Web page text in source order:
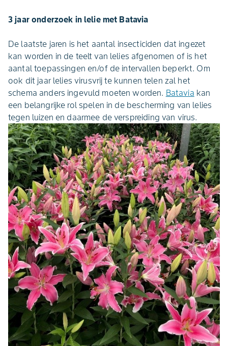
3 jaar onderzoek in lelie met Batavia
De laatste jaren is het aantal insecticiden dat ingezet
kan worden in de teelt van lelies afgenomen of is het
aantal toepassingen en/of de intervallen beperkt. Om
ook dit jaar lelies virusvrij te kunnen telen zal het
schema anders ingevuld moeten worden. Batavia kan
een belangrijke rol spelen in de bescherming van lelies
tegen luizen en daarmee de verspreiding van virus.